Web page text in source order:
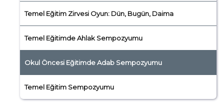
Temel Eğitim Zirvesi Oyun: Dün, Bugün, Daima
Temel Eğitimde Ahlak Sempozyumu
Okul Öncesi Eğitimde Adab Sempozyumu
Temel Eğitim Sempozyumu